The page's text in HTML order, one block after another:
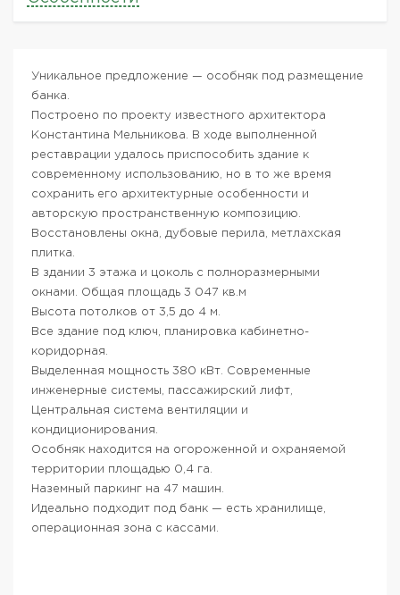
Уникальное предложение — особняк под размещение
банка.
Построено по проекту известного архитектора
Константина Мельникова. В ходе выполненной
реставрации удалось приспособить здание к
современному использованию, но в то же время
сохранить его архитектурные особенности и
авторскую пространственную композицию.
Восстановлены окна, дубовые перила, метлахская
плитка.
В здании 3 этажа и цоколь с полноразмерными
окнами. Общая площадь 3 047 кв.м
Высота потолков от 3,5 до 4 м.
Все здание под ключ, планировка кабинетно-
коридорная.
Выделенная мощность 380 кВт. Современные
инженерные системы, пассажирский лифт,
Центральная система вентиляции и
кондиционирования.
Особняк находится на огороженной и охраняемой
территории площадью 0,4 га.
Наземный паркинг на 47 машин.
Идеально подходит под банк — есть хранилище,
операционная зона с кассами.